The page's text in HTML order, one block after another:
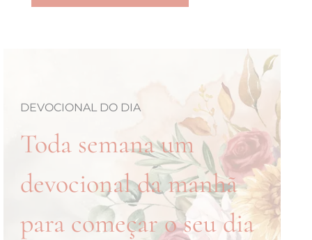
DEVOCIONAL DO DIA
Toda semana um
devocional da manhã
para começar o seu dia